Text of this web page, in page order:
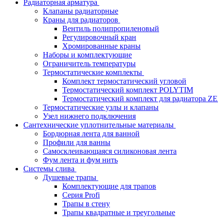
Радиаторная арматура
Клапаны радиаторные
Краны для радиаторов
Вентиль полипропиленовый
Регулировочный кран
Хромированные краны
Наборы и комплектующие
Ограничитель температуры
Термостатические комплекты
Комплект термостатический угловой
Термостатический комплект POLYTIM
Термостатический комплект для радиатора
Термостатические узлы и клапаны
Узел нижнего подключения
Сантехнические уплотнительные материалы
Бордюрная лента для ванной
Профили для ванны
Самосклеивающаяся силиконовая лента
Фум лента и фум нить
Системы слива
Душевые трапы
Комплектующие для трапов
Серия Profi
Трапы в стену
Трапы квадратные и треугольные